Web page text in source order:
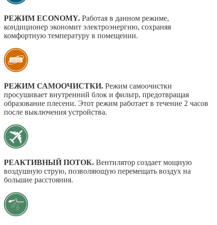
РЕЖИМ ECONOMY. Работая в данном режиме,
кондиционер экономит электроэнергию, сохраняя
комфортную температуру в помещении.
РЕЖИМ САМООЧИСТКИ. Режим самоочистки
просушивает внутренний блок и фильтр, предотвращая
образование плесени. Этот режим работает в течение 2 часов
после выключения устройства.
РЕАКТИВНЫЙ ПОТОК. Вентилятор создает мощную
воздушную струю, позволяющую перемещать воздух на
большие расстояния.